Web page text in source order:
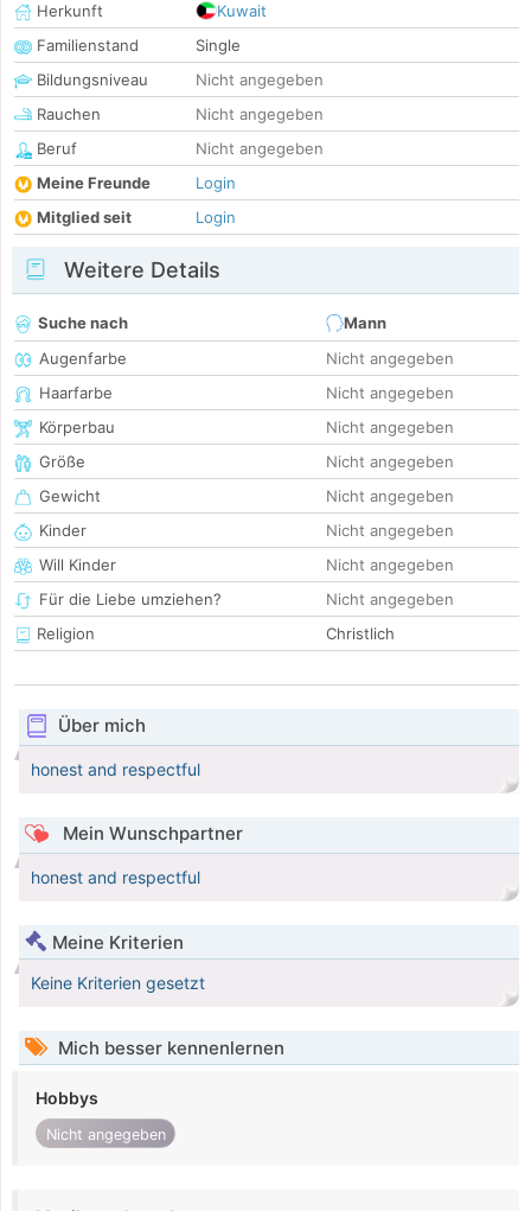
Herkunft
Kuwait
Familienstand
Single
Bildungsniveau
Nicht angegeben
Rauchen
Nicht angegeben
Beruf
Nicht angegeben
Meine Freunde
Login
Mitglied seit
Login
Weitere Details
Suche nach
Mann
Augenfarbe
Nicht angegeben
Haarfarbe
Nicht angegeben
Körperbau
Nicht angegeben
Größe
Nicht angegeben
Gewicht
Nicht angegeben
Kinder
Nicht angegeben
Will Kinder
Nicht angegeben
Für die Liebe umziehen?
Nicht angegeben
Religion
Christlich
Über mich
honest and respectful
Mein Wunschpartner
honest and respectful
Meine Kriterien
Keine Kriterien gesetzt
Mich besser kennenlernen
Hobbys
Nicht angegeben